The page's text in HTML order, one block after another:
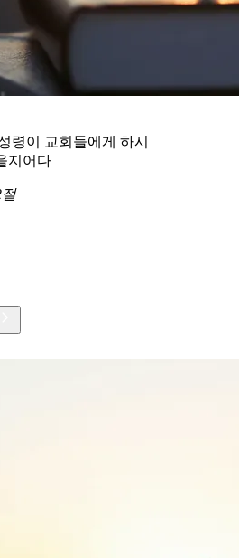
령이 교회들에게 하시
지어다